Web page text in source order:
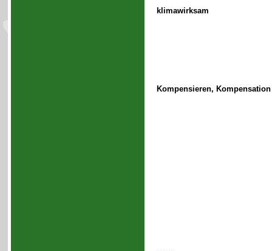
klimawirksam
Kompensieren, Kompensation